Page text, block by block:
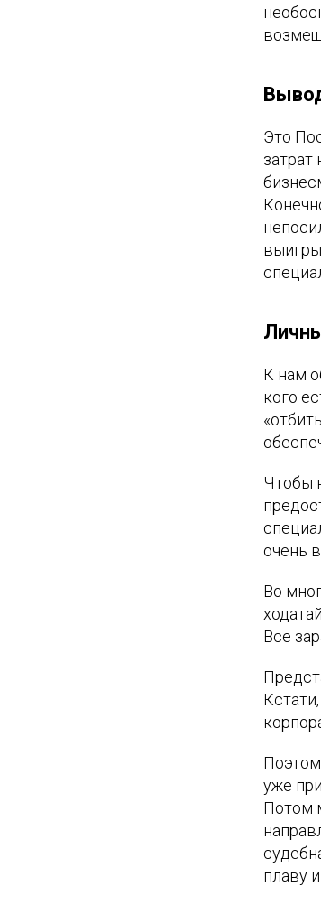
Это
К нам
кого
Чтобы
очень
Во
Все
уже
Потом
плаву